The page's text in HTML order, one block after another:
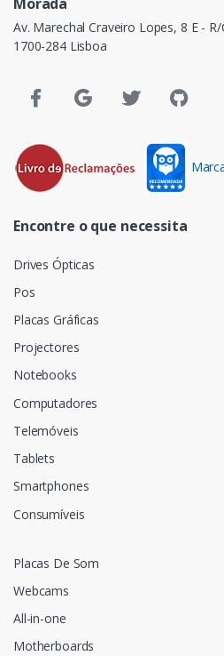
Av. Marechal Craveiro Lopes, 8 E - R/
1700-284 Lisboa
Encontre o que necessita
Drives Ópticas
Pos
Placas Gráficas
Projectores
Notebooks
Computadores
Telemóveis
Tablets
Smartphones
Consumíveis
Placas De Som
Webcams
All-in-one
Motherboards